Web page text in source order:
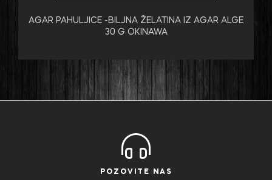
AGAR PAHULJICE -BILJNA ŽELATINA IZ AGAR ALGE
30 G OKINAWA
POZOVITE NAS